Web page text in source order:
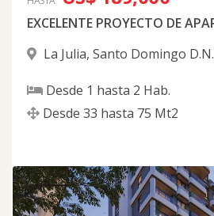
La Julia, Santo Domingo D.N.
Desde 1 hasta 2 Hab.
Desde 33 hasta 75 Mt2